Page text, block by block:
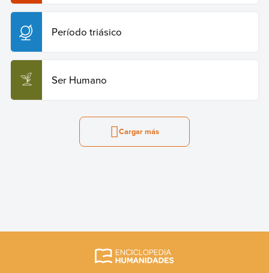
Período triásico
Ser Humano
Cargar más